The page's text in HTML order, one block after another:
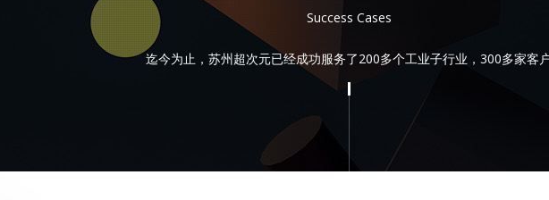
Success Cases
迄今为止，苏州超次元已经成功服务了200多个工业子行业，300多家客